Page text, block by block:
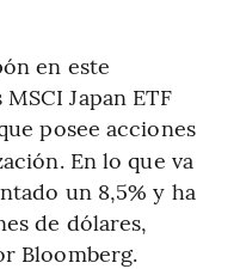
en este
Japan ETF
posee acciones
En lo que va
un 8,5% y ha
de dólares,
Bloomberg.